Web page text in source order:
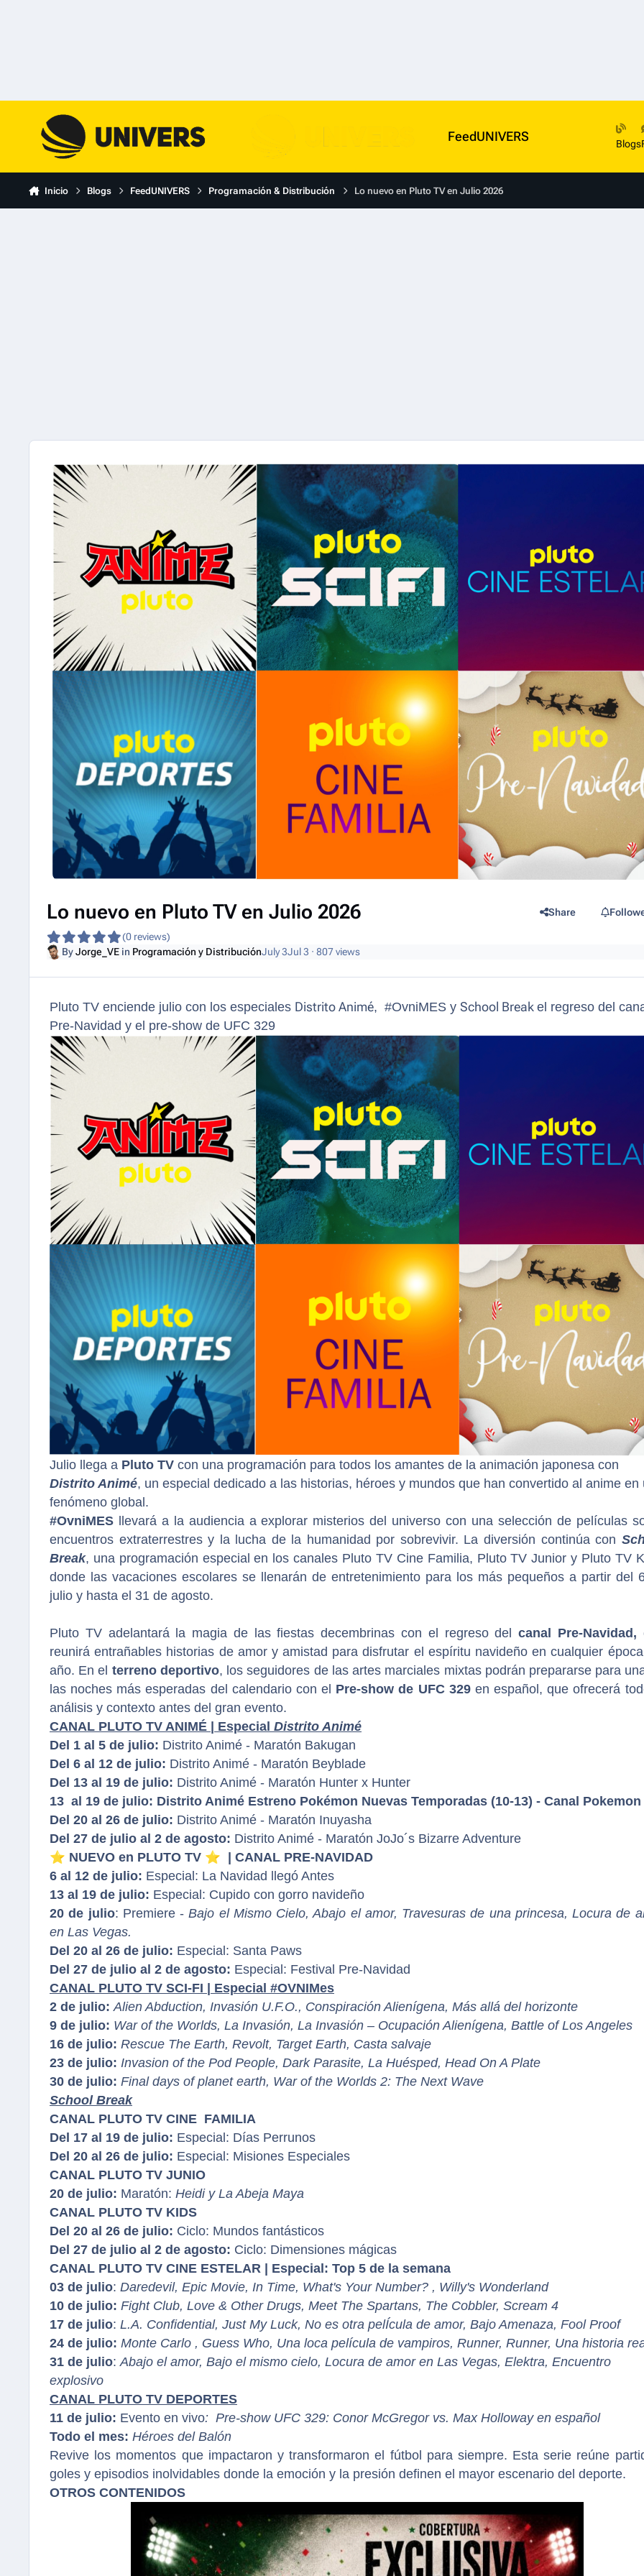
FeedUNIVERS Blogs
Inicio Blogs FeedUNIVERS Programación & Distribución Lo nuevo en Pluto TV en Julio 2026
Lo nuevo en Pluto TV en Julio 2026
(0 reviews)
Share
ByJorge_VEin Programación y DistribuciónJuly 3Jul 3 · 807 views
Pluto TV enciende julio con los especiales Distrito Animé, #OvniMES y School Break el regreso del
Pre-Navidad y el pre-show de UFC 329
Julio llega a Pluto TV con una programación para todos los amantes de la animación japonesa con
Distrito Animé, un especial dedicado a las historias, héroes y mundos que han convertido al anime en
fenómeno global.
#OvniMES llevará a la audiencia a explorar misterios del universo con una selección de películas
encuentros extraterrestres y la lucha de la humanidad por sobrevivir. La diversión continúa con
Break, una programación especial en los canales Pluto TV Cine Familia, Pluto TV Junior y Pluto TV
donde las vacaciones escolares se llenarán de entretenimiento para los más pequeños a partir del
julio y hasta el 31 de agosto.
Pluto TV adelantará la magia de las fiestas decembrinas con el regreso delcanal Pre-Navidad,
reunirá entrañables historias de amor y amistad para disfrutar el espíritu navideño en cualquier
año. En el terreno deportivo, los seguidores de las artes marciales mixtas podrán prepararse para
las noches más esperadas del calendario con el Pre-show de UFC 329en español, que ofrecerá
análisis y contexto antes del gran evento.
CANAL PLUTO TV ANIMÉ | Especial Distrito Animé
Del 1 al 5 de julio: Distrito Animé - Maratón Bakugan
Del 6 al 12 de julio: Distrito Animé - Maratón Beyblade
Del 13 al 19 de julio: Distrito Animé - Maratón Hunter x Hunter
13 al 19 de julio: Distrito Animé Estreno Pokémon Nuevas Temporadas (10-13) - Canal Pokemon
Del 20 al 26 de julio: Distrito Animé - Maratón Inuyasha
Del 27 de julio al 2 de agosto: Distrito Animé - Maratón JoJo´s Bizarre Adventure
⭐ ️ NUEVO en PLUTO TV ⭐ ️ | CANAL PRE-NAVIDAD
6 al 12 de julio: Especial: La Navidad llegó Antes
13 al 19 de julio: Especial: Cupido con gorro navideño
20 de julio: Premiere -Bajo el Mismo Cielo, Abajo el amor, Travesuras de una princesa, Locura de
en Las Vegas.
Del 20 al 26 de julio: Especial: Santa Paws
Del 27 de julio al 2 de agosto: Especial: Festival Pre-Navidad
CANAL PLUTO TV SCI-FI | Especial #OVNIMes
2 de julio: Alien Abduction, Invasión U.F.O., Conspiración Alienígena, Más allá del horizonte
9 de julio: War of the Worlds, La Invasión, La Invasión – Ocupación Alienígena, Battle of Los Angeles
16 de julio: Rescue The Earth, Revolt, Target Earth, Casta salvaje
23 de julio: Invasion of the Pod People, Dark Parasite, La Huésped, Head On A Plate
30 de julio: Final days of planet earth, War of the Worlds 2: The Next Wave
School Break
CANAL PLUTO TV CINE FAMILIA
Del 17 al 19 de julio: Especial: Días Perrunos
Del 20 al 26 de julio: Especial: Misiones Especiales
CANAL PLUTO TV JUNIO
20 de julio: Maratón: Heidi y La Abeja Maya
CANAL PLUTO TV KIDS
Del 20 al 26 de julio: Ciclo: Mundos fantásticos
Del 27 de julio al 2 de agosto: Ciclo: Dimensiones mágicas
CANAL PLUTO TV CINE ESTELAR | Especial: Top 5 de la semana
03 de julio: Daredevil, Epic Movie, In Time, What's Your Number? , Willy's Wonderland
10 de julio: Fight Club, Love & Other Drugs, Meet The Spartans, The Cobbler, Scream 4
17 de julio: L.A. Confidential, Just My Luck, No es otra pelÍcula de amor, Bajo Amenaza, Fool Proof
24 de julio: Monte Carlo , Guess Who, Una loca película de vampiros, Runner, Runner, Una historia
31 de julio: Abajo el amor, Bajo el mismo cielo, Locura de amor en Las Vegas, Elektra, Encuentro
explosivo
CANAL PLUTO TV DEPORTES
11 de julio: Evento en vivo: Pre-show UFC 329: Conor McGregor vs. Max Holloway en español
Todo el mes: Héroes del Balón
Revive los momentos que impactaron y transformaron el fútbol para siempre. Esta serie reúne
goles y episodios inolvidables donde la emoción y la presión definen el mayor escenario del deporte.
OTROS CONTENIDOS